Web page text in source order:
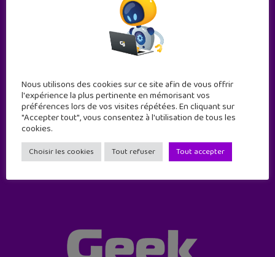
Abonne-toi !
11 numéros par an
JE M'ABONNE !
Nous utilisons des cookies sur ce site afin de vous offrir
l'expérience la plus pertinente en mémorisant vos
préférences lors de vos visites répétées. En cliquant sur
"Accepter tout", vous consentez à l'utilisation de tous les
cookies.
Choisir les cookies Tout refuser Tout accepter